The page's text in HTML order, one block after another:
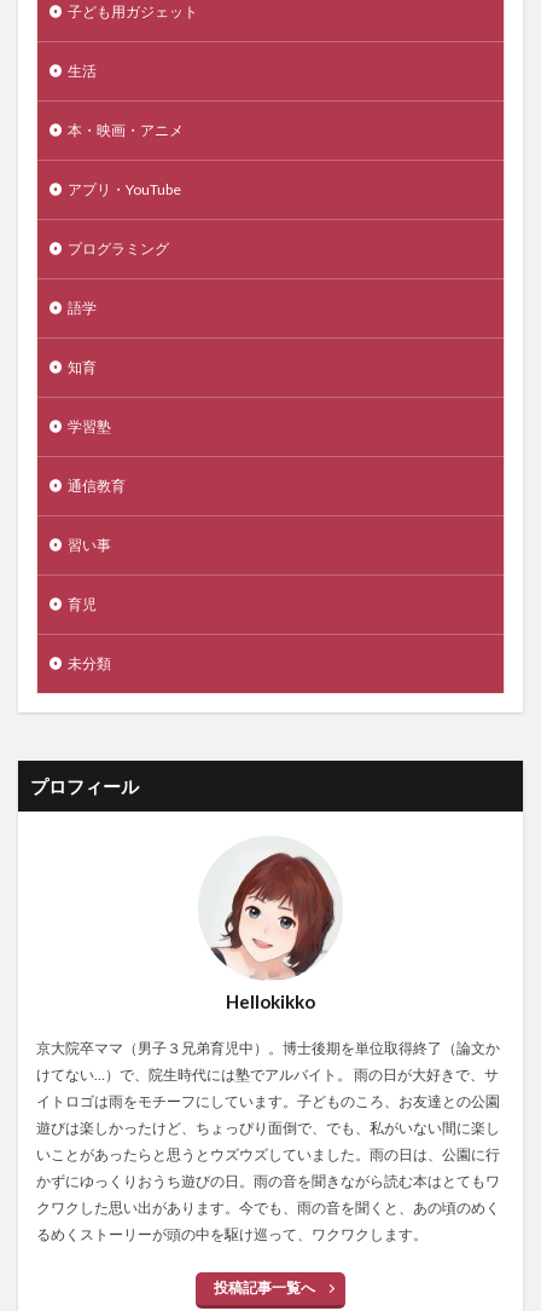
子ども用ガジェット
生活
本・映画・アニメ
アプリ・YouTube
プログラミング
語学
知育
学習塾
通信教育
習い事
育児
未分類
プロフィール
Hellokikko
京大院卒ママ（男子３兄弟育児中）。博士後期を単位取得終了（論文か
けてない…）で、院生時代には塾でアルバイト。 雨の日が大好きで、サ
イトロゴは雨をモチーフにしています。子どものころ、お友達との公園
遊びは楽しかったけど、ちょっぴり面倒で、でも、私がいない間に楽し
いことがあったらと思うとウズウズしていました。雨の日は、公園に行
かずにゆっくりおうち遊びの日。雨の音を聞きながら読む本はとてもワ
クワクした思い出があります。今でも、雨の音を聞くと、あの頃のめく
るめくストーリーが頭の中を駆け巡って、ワクワクします。
投稿記事一覧へ